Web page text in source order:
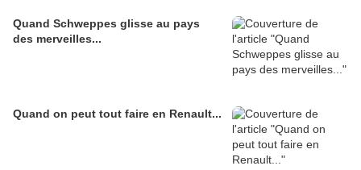
Quand Schweppes glisse au pays
des merveilles...
Quand on peut tout faire en Renault...